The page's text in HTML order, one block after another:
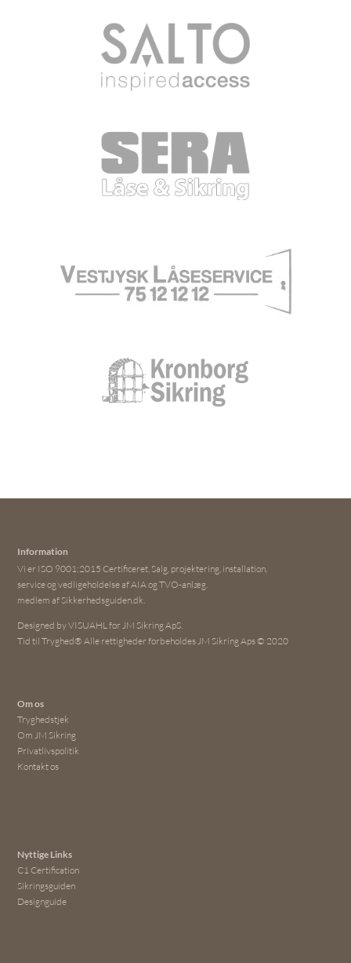
Information
Vi er ISO 9001:2015 Certificeret, Salg, projektering, installation,
service og vedligeholdelse af AIA og TVO-anlæg.
medlem af Sikkerhedsguiden.dk.
Designed by VISUAHL for JM Sikring ApS.
Tid til Tryghed® Alle rettigheder forbeholdes JM Sikring Aps © 2020
Om os
Tryghedstjek
Om JM Sikring
Privatlivspolitik
Kontakt os
Nyttige Links
C1 Certification
Sikringsguiden
Designguide